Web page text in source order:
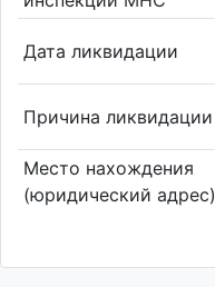
Дата ликвидации
Причина ликвидации
Место нахождения
(юридический адрес)